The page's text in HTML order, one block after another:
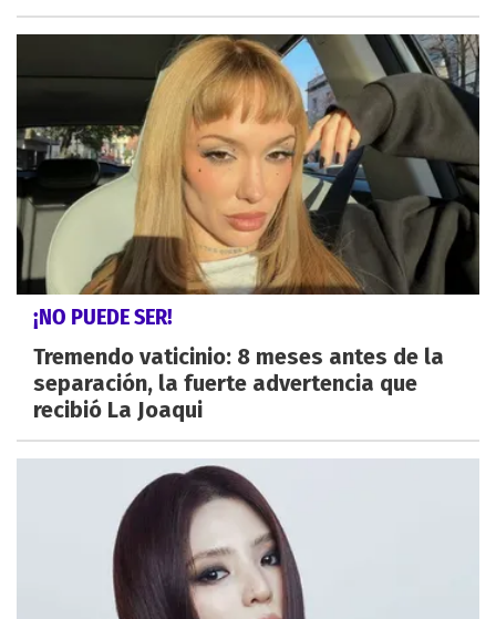
¡NO PUEDE SER!
Tremendo vaticinio: 8 meses antes de la
separación, la fuerte advertencia que
recibió La Joaqui